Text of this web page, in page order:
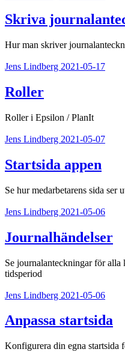
Skriva
Hur man skriver
Jens Lindberg 2021-05-17
Roller
Roller i Epsilon / PlanIt
Jens Lindberg 2021-05-07
Startsida appen
Se hur medarbetarens sida ser
Jens Lindberg 2021-05-06
Journalhändelser
Se journalanteckningar för
tidsperiod
Jens Lindberg 2021-05-06
Anpassa startsida
Konfigurera din egna startsida